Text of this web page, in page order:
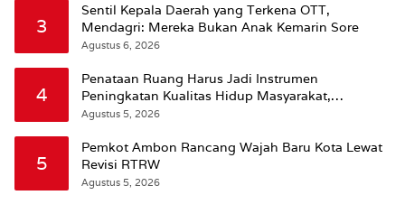
3
Sentil Kepala Daerah yang Terkena OTT,
Mendagri: Mereka Bukan Anak Kemarin Sore
Agustus 6, 2026
4
Penataan Ruang Harus Jadi Instrumen
Peningkatan Kualitas Hidup Masyarakat,
Wattimena: Revisi RT-RW Ditetapkan Pemkot
Agustus 5, 2026
5
Pemkot Ambon Rancang Wajah Baru Kota Lewat
Revisi RTRW
Agustus 5, 2026